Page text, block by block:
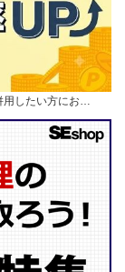
用したい方にお…